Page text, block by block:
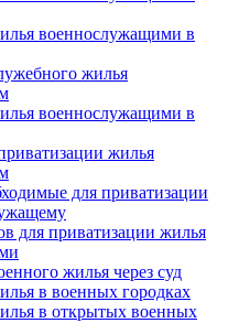
военнослужащими в
жилья
военнослужащими в
жилья
для приватизации
для приватизации жилья
жилья через суд
в военных городках
в открытых военных